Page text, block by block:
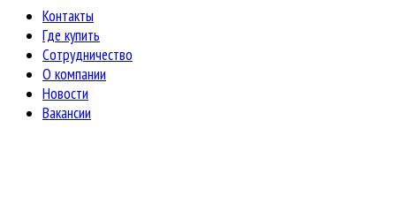
Контакты
Где купить
Сотрудничество
О компании
Новости
Вакансии